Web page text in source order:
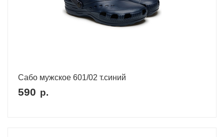
Сабо мужское 601/02 т.синий
590 р.